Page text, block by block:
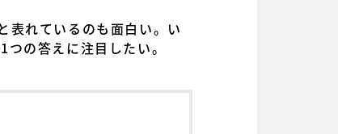
れているのも面白い。い
の答えに注目したい。